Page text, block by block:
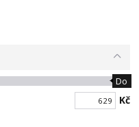
Do
Kč